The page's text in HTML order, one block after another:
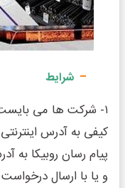
شرایط
۱- شرکت ها می